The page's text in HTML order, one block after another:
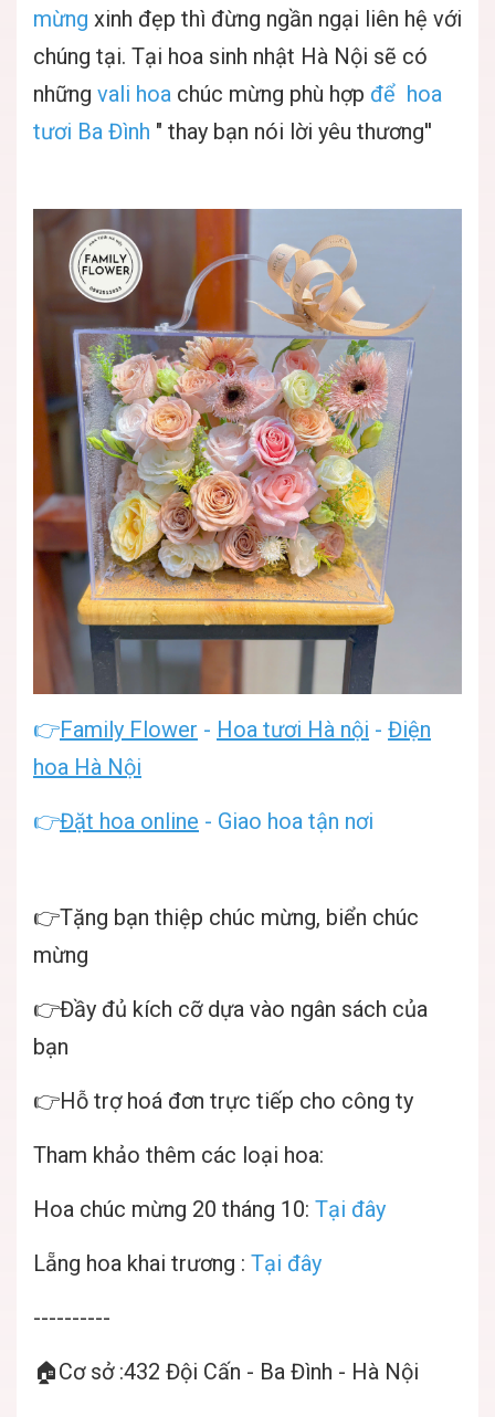
mừng xinh đẹp thì đừng ngần ngại liên hệ với
chúng tại. Tại hoa sinh nhật Hà Nội sẽ có
những vali hoa chúc mừng phù hợp để hoa
tươi Ba Đình " thay bạn nói lời yêu thương''
👉Family Flower - Hoa tươi Hà nội - Điện
hoa Hà Nội
👉Đặt hoa online - Giao hoa tận nơi
👉Tặng bạn thiệp chúc mừng, biển chúc
mừng
👉Đầy đủ kích cỡ dựa vào ngân sách của
bạn
👉Hỗ trợ hoá đơn trực tiếp cho công ty
Tham khảo thêm các loại hoa:
Hoa chúc mừng 20 tháng 10: Tại đây
Lẵng hoa khai trương : Tại đây
----------
🏠Cơ sở :432 Đội Cấn - Ba Đình - Hà Nội